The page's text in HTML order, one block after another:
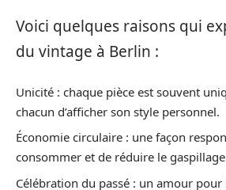
Voici quelques raisons qui
du vintage à Berlin :
Unicité : chaque pièce est souvent
chacun d’afficher son style personnel.
Économie circulaire : une façon
consommer et de réduire le
Célébration du passé : un amour pour